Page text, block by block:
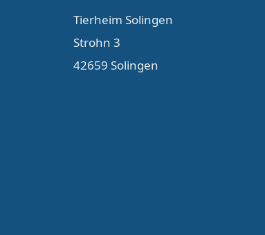
Tierheim Solingen
Strohn 3
42659 Solingen